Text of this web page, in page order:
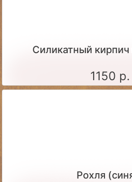
Силикатный
1150 р.
Рохля